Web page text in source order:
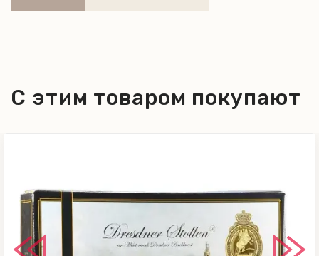
приобретает свой окончательный
С этим товаром покупают